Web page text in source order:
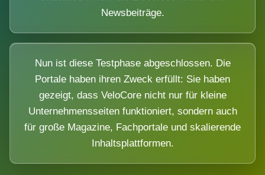
Newsbeiträge.
Nun ist diese Testphase abgeschlossen. Die
Portale haben ihren Zweck erfüllt: Sie haben
gezeigt, dass VeloCore nicht nur für kleine
Unternehmensseiten funktioniert, sondern auch
für große Magazine, Fachportale und skalierende
Inhaltsplattformen.